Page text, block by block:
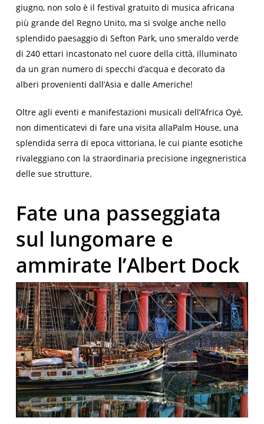
giugno, non solo è il festival gratuito di musica africana
più grande del Regno Unito, ma si svolge anche nello
splendido paesaggio di Sefton Park, uno smeraldo verde
di 240 ettari incastonato nel cuore della città, illuminato
da un gran numero di specchi d’acqua e decorato da
alberi provenienti dall’Asia e dalle Americhe!
Oltre agli eventi e manifestazioni musicali dell’Africa Oyé,
non dimenticatevi di fare una visita allaPalm House, una
splendida serra di epoca vittoriana, le cui piante esotiche
rivaleggiano con la straordinaria precisione ingegneristica
delle sue strutture.
Fate una passeggiata
sul lungomare e
ammirate l’Albert Dock